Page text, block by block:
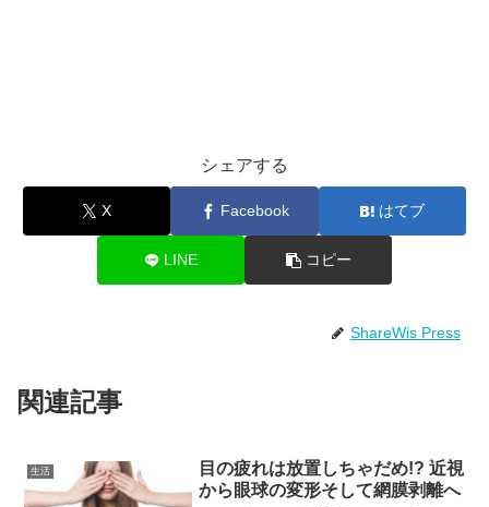
シェアする
X Facebook はてブ
LINE コピー
ShareWis Press
関連記事
生活
目の疲れは放置しちゃだめ!? 近視
から眼球の変形そして網膜剥離へ